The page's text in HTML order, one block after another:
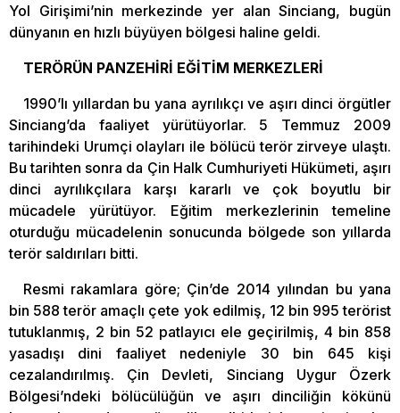
Yol Girişimi’nin merkezinde yer alan Sinciang, bugün
dünyanın en hızlı büyüyen bölgesi haline geldi.
TERÖRÜN PANZEHİRİ EĞİTİM MERKEZLERİ
1990’lı yıllardan bu yana ayrılıkçı ve aşırı dinci örgütler
Sinciang’da faaliyet yürütüyorlar. 5 Temmuz 2009
tarihindeki Urumçi olayları ile bölücü terör zirveye ulaştı.
Bu tarihten sonra da Çin Halk Cumhuriyeti Hükümeti, aşırı
dinci ayrılıkçılara karşı kararlı ve çok boyutlu bir
mücadele yürütüyor. Eğitim merkezlerinin temeline
oturduğu mücadelenin sonucunda bölgede son yıllarda
terör saldırıları bitti.
Resmi rakamlara göre; Çin’de 2014 yılından bu yana
bin 588 terör amaçlı çete yok edilmiş, 12 bin 995 terörist
tutuklanmış, 2 bin 52 patlayıcı ele geçirilmiş, 4 bin 858
yasadışı dini faaliyet nedeniyle 30 bin 645 kişi
cezalandırılmış. Çin Devleti, Sinciang Uygur Özerk
Bölgesi’ndeki bölücülüğün ve aşırı dinciliğin kökünü